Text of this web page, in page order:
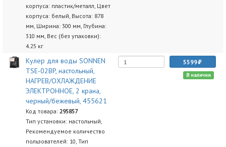
корпуса: пластик/металл, Цвет
корпуса: белый, Высота: 878
мм, Ширина: 300 мм, Глубина:
310 мм, Вес (без упаковки):
4.25 кг
Кулер для воды SONNEN
TSE-02BP, настольный,
НАГРЕВ/ОХЛАЖДЕНИЕ
ЭЛЕКТРОННОЕ, 2 крана,
черный/бежевый, 455621
Код товара: 295857
Тип установки: настольный,
Рекомендуемое количество
пользователей: 10, Тип
5599
В наличии